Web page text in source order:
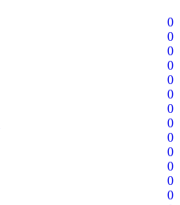
0
0
0
0
0
0
0
0
0
0
0
0
0